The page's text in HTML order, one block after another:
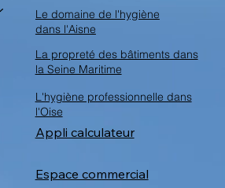
Le domaine de l'hygiène
dans l'Aisne
La propreté des bâtiments dans
la Seine Maritime
L'hygiène professionnelle dans
l'Oise
Espace commercial
Appli calculateur